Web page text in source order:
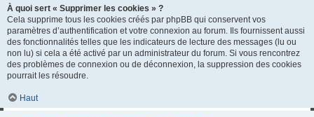
À quoi sert « Supprimer les cookies » ?
Cela supprime tous les cookies créés par phpBB qui conservent vos
paramètres d’authentification et votre connexion au forum. Ils fournissent aussi
des fonctionnalités telles que les indicateurs de lecture des messages (lu ou
non lu) si cela a été activé par un administrateur du forum. Si vous rencontrez
des problèmes de connexion ou de déconnexion, la suppression des cookies
pourrait les résoudre.
Haut